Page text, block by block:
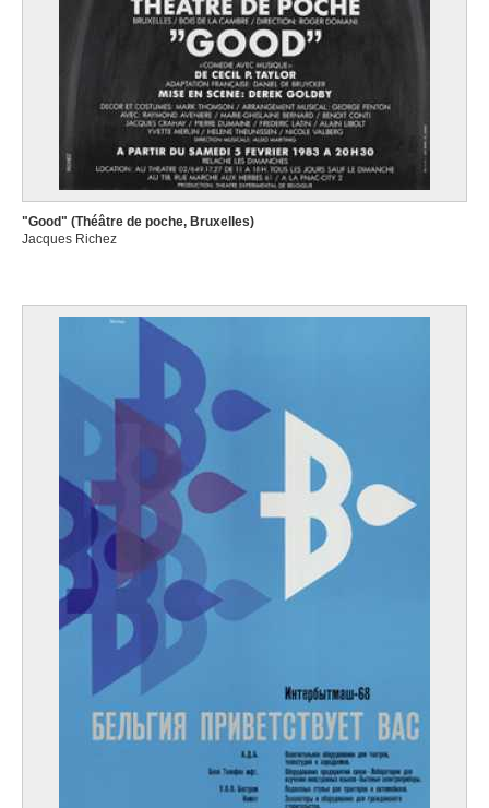
"Good" (Théâtre de poche, Bruxelles)
Jacques Richez